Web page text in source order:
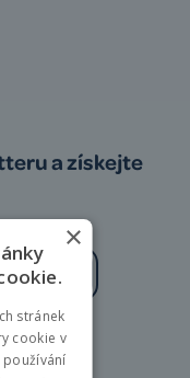
a získejte
×
stránek
cookie v